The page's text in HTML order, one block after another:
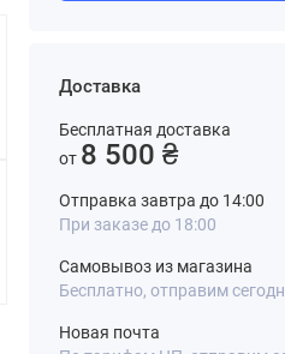
Доставка
Бесплатная доставка
от 8 500 ₴
Отправка завтра до 14:00
При заказе до 18:00
Самовывоз из магазина
Бесплатно, отправим
Новая почта